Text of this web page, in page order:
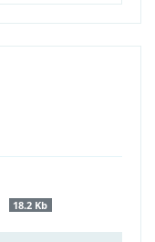
18.2 Kb